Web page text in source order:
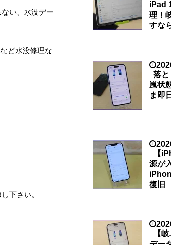
い、水没デー
ど水没修理な
下さい。
iPad
理！
すな
落
嵐状
ま即
【
源が
復旧
【